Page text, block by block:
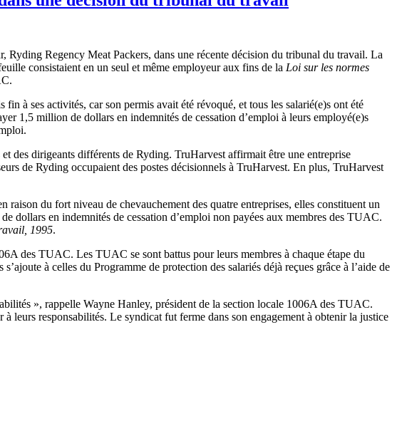
Regency Meat Packers, dans une récente décision du tribunal du travail. La
consistaient en un seul et même employeur aux fins de la Loi sur les normes
à ses activités, car son permis avait été révoqué, et tous les salarié(e)s ont été
1,5 million de dollars en indemnités de cessation d’emploi à leurs employé(e)s
des dirigeants différents de Ryding. TruHarvest affirmait être une entreprise
de Ryding occupaient des postes décisionnels à TruHarvest. En plus, TruHarvest
du fort niveau de chevauchement des quatre entreprises, elles constituent un
dollars en indemnités de cessation d’emploi non payées aux membres des TUAC.
1995.
des TUAC. Les TUAC se sont battus pour leurs membres à chaque étape du
à celles du Programme de protection des salariés déjà reçues grâce à l’aide de
», rappelle Wayne Hanley, président de la section locale 1006A des TUAC.
leurs responsabilités. Le syndicat fut ferme dans son engagement à obtenir la justice